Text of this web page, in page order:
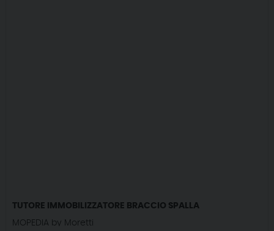
TUTORE IMMOBILIZZATORE BRACCIO SPALLA
MOPEDIA by Moretti